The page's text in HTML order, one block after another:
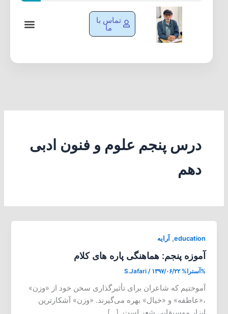
تماس با
ما
درس پنجم علوم و فنون ادبی
دهم
education
, آرایه
آموزه پنجم: هماهنگی پاره های کلام
%آسترا% S.Jafari / ۱۳۹۷/۰۶/۲۲
آموختیم که شاعران برای تأثیرگذاری سخن خود از «وزن»
،«عاطفه» و «خیال» بهره می‌گیرند. «وزن» آشکارترین